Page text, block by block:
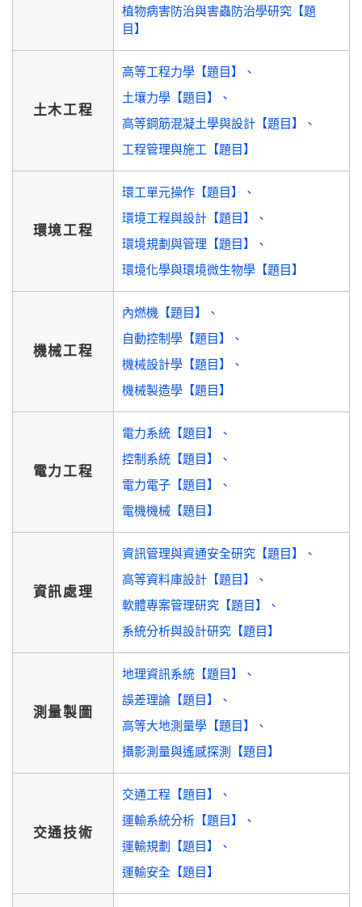
植物病害防治與害蟲防治學研究【題
目】
土木工程
高等工程力學【題目】
土壤力學【題目】
高等鋼筋混凝土學與設計【題目】
工程管理與施工【題目】
環境工程
環工單元操作【題目】
環境工程與設計【題目】
環境規劃與管理【題目】
環境化學與環境微生物學【題目】
機械工程
內燃機【題目】
自動控制學【題目】
機械設計學【題目】
機械製造學【題目】
電力工程
電力系統【題目】
控制系統【題目】
電力電子【題目】
電機機械【題目】
資訊處理
資訊管理與資通安全研究【題目】
高等資料庫設計【題目】
軟體專案管理研究【題目】
系統分析與設計研究【題目】
測量製圖
地理資訊系統【題目】
誤差理論【題目】
高等大地測量學【題目】
攝影測量與遙感探測【題目】
交通技術
交通工程【題目】
運輸系統分析【題目】
運輸規劃【題目】
運輸安全【題目】